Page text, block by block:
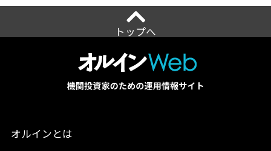
トップへ
オルインとは